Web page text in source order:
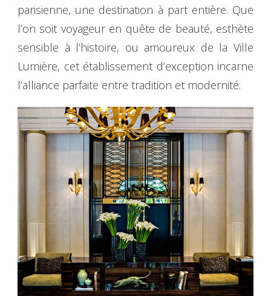
parisienne, une destination à part entière. Que
l’on soit voyageur en quête de beauté, esthète
sensible à l’histoire, ou amoureux de la Ville
Lumière, cet établissement d’exception incarne
l’alliance parfaite entre tradition et modernité.